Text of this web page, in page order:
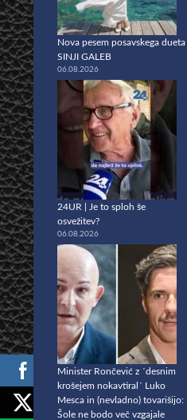
Nova pesem posavskega dueta
SINJI GALEB
06.08.2026
24UR | Je to sploh še
osvežitev?
06.08.2026
Minister Rončević z ´desnim
krošejem nokavtiral´ Luko
Mesca in (nevladno) tovarišijo:
Šole ne bodo več vzgajale